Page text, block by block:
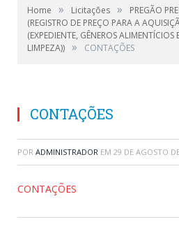
Home » Licitações »
PREGÃO
(REGISTRO DE PREÇO PARA A
(EXPEDIENTE, GÊNEROS ALIMENTÍCIOS
LIMPEZA)) » CONTAÇÕES
CONTAÇÕES
POR ADMINISTRADOR EM 29 DE AGOSTO
CONTAÇÕES